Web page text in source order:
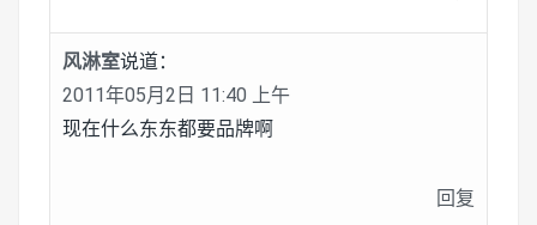
风淋室说道：
2011年05月2日 11:40 上午
现在什么东东都要品牌啊
回复